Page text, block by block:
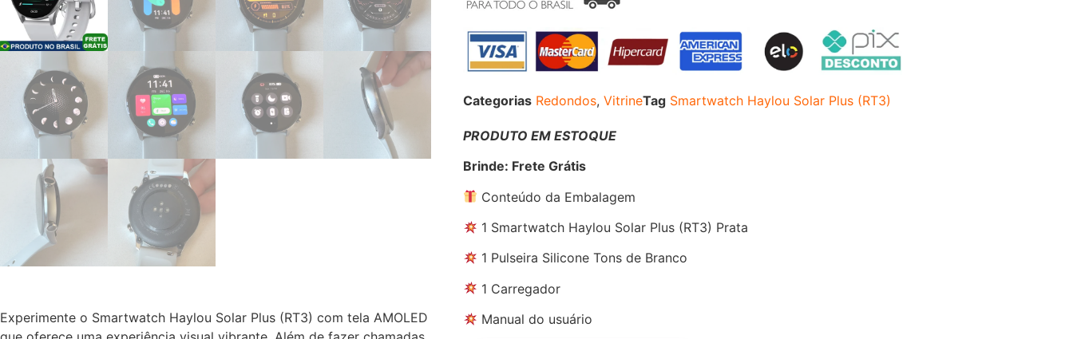
Experimente o Smartwatch Haylou Solar Plus (RT3) com tela AMOLED
Categorias Redondos, VitrineTag Smartwatch Haylou Solar Plus (RT3)
PRODUTO EM ESTOQUE
Brinde: Frete Grátis
Conteúdo da Embalagem
1 Smartwatch Haylou Solar Plus (RT3) Prata
1 Pulseira Silicone Tons de Branco
1 Carregador
Manual do usuário